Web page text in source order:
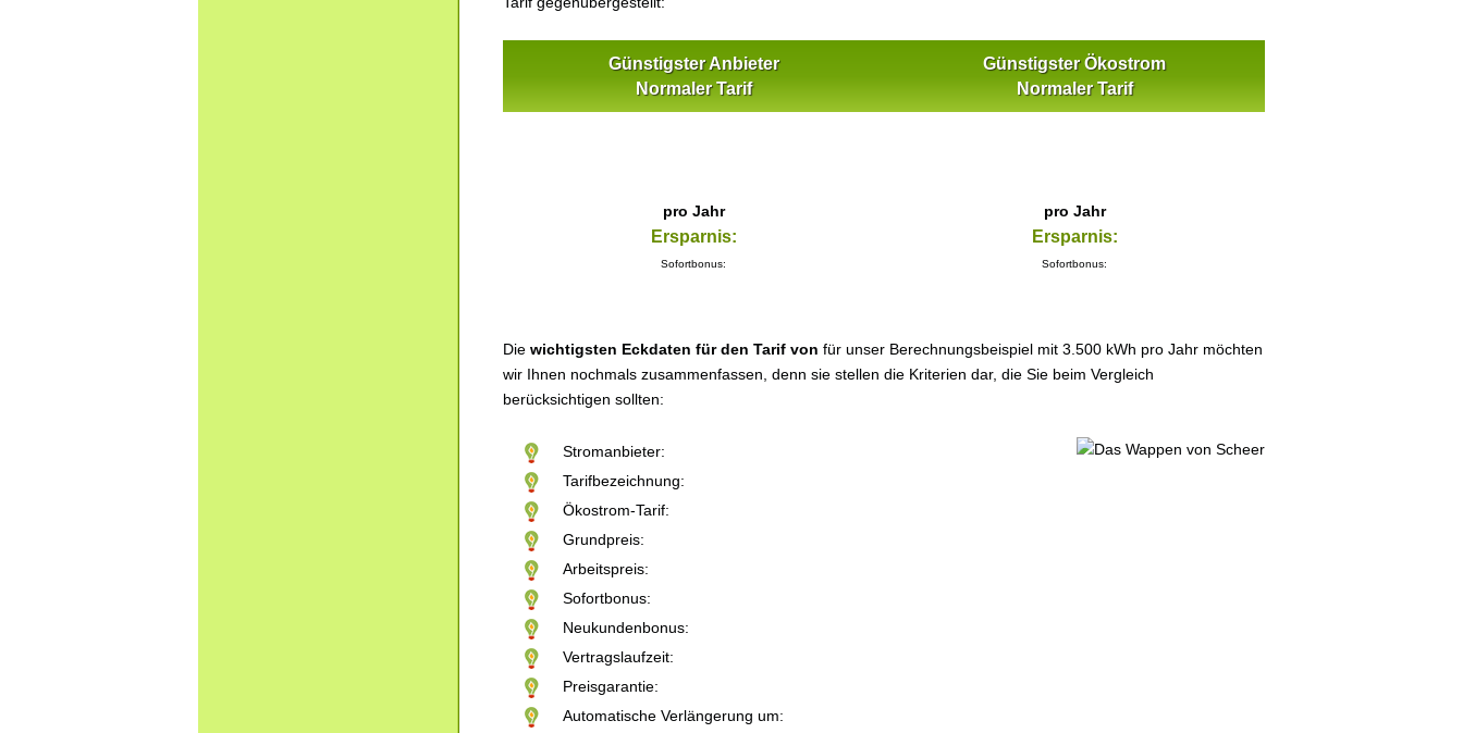
Günstigster Anbieter
Normaler Tarif
Günstigster Ökostrom
Normaler Tarif
pro Jahr
Ersparnis:
Sofortbonus:
pro Jahr
Ersparnis:
Sofortbonus:
Die wichtigsten Eckdaten für den Tarif von für unser Berechnungsbeispiel mit 3.500 kWh pro Jahr möchten
wir Ihnen nochmals zusammenfassen, denn sie stellen die Kriterien dar, die Sie beim Vergleich
berücksichtigen sollten:
Stromanbieter:
Tarifbezeichnung:
Ökostrom-Tarif:
Grundpreis:
Arbeitspreis:
Sofortbonus:
Neukundenbonus:
Vertragslaufzeit:
Preisgarantie:
Automatische Verlängerung um: